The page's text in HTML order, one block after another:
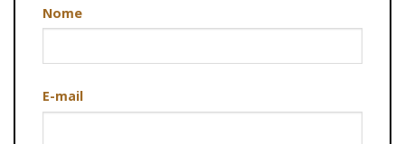
Nome
E-mail